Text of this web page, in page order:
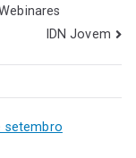
IDN Jovem
setembro